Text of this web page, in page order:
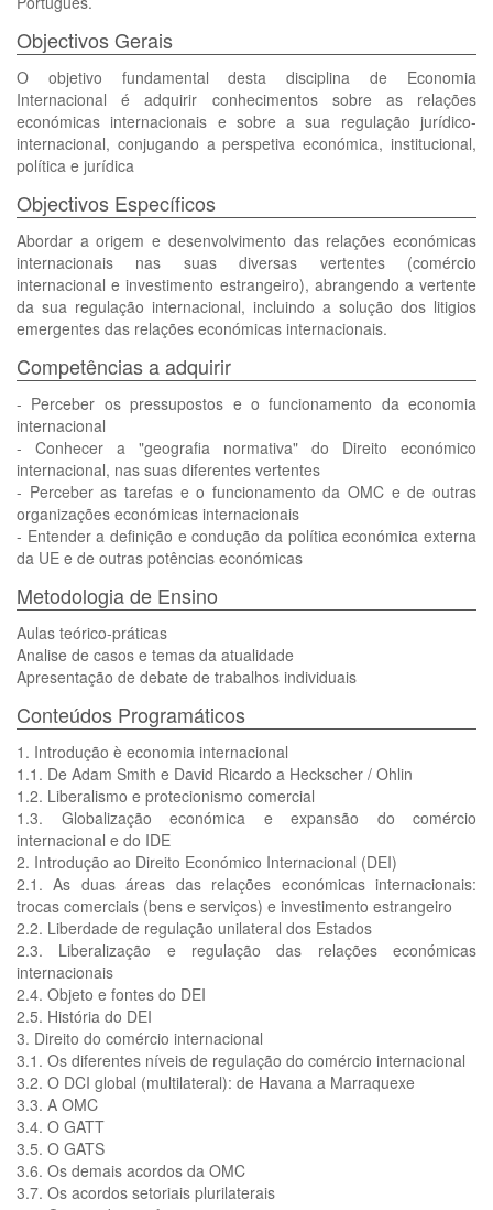
Objectivos Gerais
O objetivo fundamental desta disciplina de Economia
Internacional é adquirir conhecimentos sobre as relações
económicas internacionais e sobre a sua regulação jurídico-
internacional, conjugando a perspetiva económica, institucional,
política e jurídica
Objectivos Específicos
Abordar a origem e desenvolvimento das relações económicas
internacionais nas suas diversas vertentes (comércio
internacional e investimento estrangeiro), abrangendo a vertente
da sua regulação internacional, incluindo a solução dos litigios
emergentes das relações económicas internacionais.
Competências a adquirir
- Perceber os pressupostos e o funcionamento da economia
internacional
- Conhecer a "geografia normativa" do Direito económico
internacional, nas suas diferentes vertentes
- Perceber as tarefas e o funcionamento da OMC e de outras
organizações económicas internacionais
- Entender a definição e condução da política económica externa
da UE e de outras potências económicas
Metodologia de Ensino
Aulas teórico-práticas
Analise de casos e temas da atualidade
Apresentação de debate de trabalhos individuais
Conteúdos Programáticos
1. Introdução è economia internacional
1.1. De Adam Smith e David Ricardo a Heckscher / Ohlin
1.2. Liberalismo e protecionismo comercial
1.3. Globalização económica e expansão do comércio
internacional e do IDE
2. Introdução ao Direito Económico Internacional (DEI)
2.1. As duas áreas das relações económicas internacionais:
trocas comerciais (bens e serviços) e investimento estrangeiro
2.2. Liberdade de regulação unilateral dos Estados
2.3. Liberalização e regulação das relações económicas
internacionais
2.4. Objeto e fontes do DEI
2.5. História do DEI
3. Direito do comércio internacional
3.1. Os diferentes níveis de regulação do comércio internacional
3.2. O DCI global (multilateral): de Havana a Marraquexe
3.3. A OMC
3.4. O GATT
3.5. O GATS
3.6. Os demais acordos da OMC
3.7. Os acordos setoriais plurilaterais